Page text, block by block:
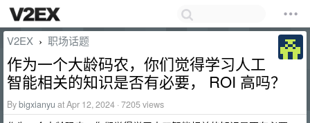
V2EX › 职场话题
作为一个大龄码农，你们觉得学习人工
智能相关的知识是否有必要， ROI 高吗？
Bybigxianyu at Apr 12, 2024 · 7205 views